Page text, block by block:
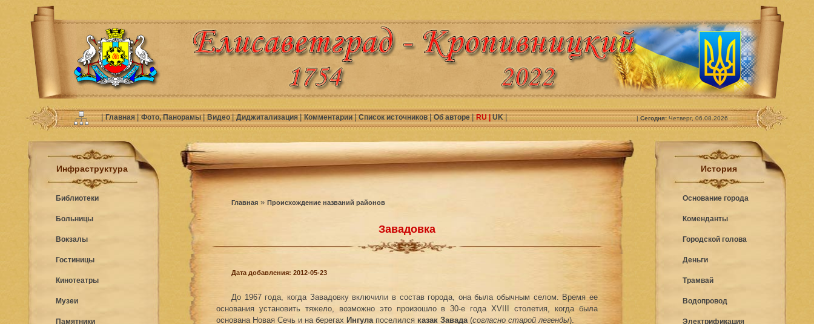
|Главная|Фото, Панорамы|Видео|Диджитализация|Комментарии|Список источников|Об авторе|RU |UK| |Сегодня:Четверг, 06.08.2026
Инфраструктура
Библиотеки
Больницы
Вокзалы
Гостиницы
Кинотеатры
Музеи
Памятники
Главная » Происхождение названий районов
Завадовка
Дата добавления: 2012-05-23
До 1967 года, когда Завадовку включили в состав города, она была обычным селом. Время ее
основания установить тяжело, возможно это произошло в 30-е года XVIII столетия, когда была
основана Новая Сечь и на берегах Ингулапоселился казак Завада(согласно старой легенды).
История
Основание города
Коменданты
Городской голова
Деньги
Трамвай
Водопровод
Электрификация